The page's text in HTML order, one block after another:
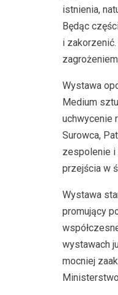
istnienia,
Będąc
i
Wystawa
Medium
uchwycenie
Surowca,
zespolenie i
przejścia w
Wystawa
promujący
wystawach
mocniej